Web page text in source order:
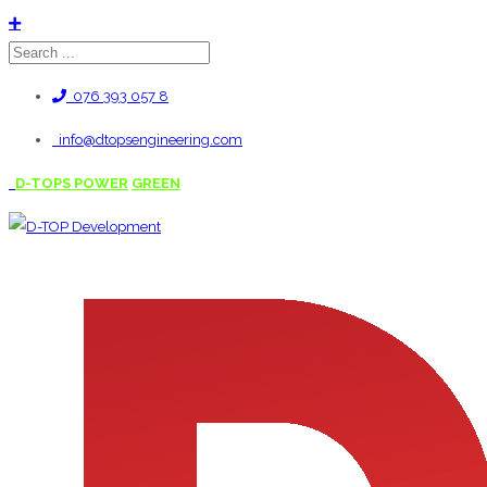
076 393 057 8
info@dtopsengineering.com
D-TOPS POWER GREEN